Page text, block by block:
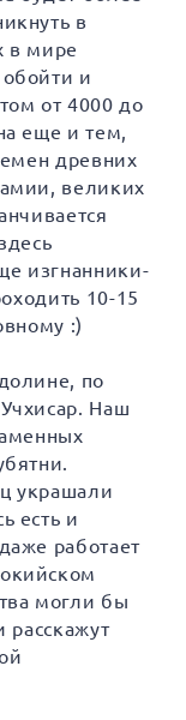
в
в мире
и
от 4000 до
еще и тем,
древних
великих
изгнанники-
10-15
:)
по
Наш
украшали
есть и
работает
могли бы
расскажут